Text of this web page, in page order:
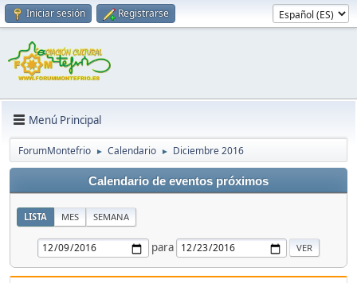
Iniciar sesión Registrarse
Menú Principal
ForumMontefrio ► Calendario ► Diciembre 2016
Calendario de eventos próximos
LISTA MES SEMANA
para